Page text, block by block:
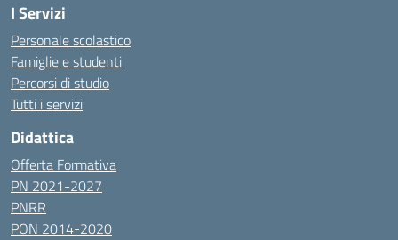
I Servizi
Personale scolastico
Famiglie e studenti
Percorsi di studio
Tutti i servizi
Didattica
Offerta Formativa
PN 2021-2027
PNRR
PON 2014-2020